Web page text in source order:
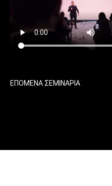
ΕΠΟΜΕΝΑ ΣΕΜΙΝΑΡΙΑ